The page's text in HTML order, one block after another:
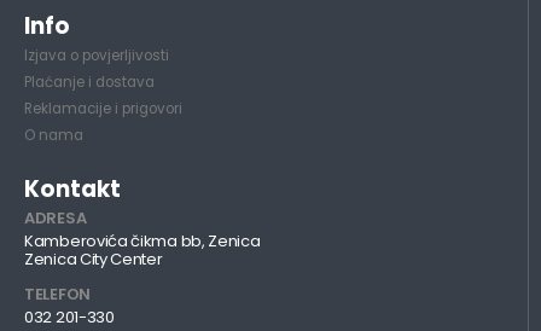
Info
Izjava o povjerljivosti
Plaćanje i dostava
Reklamacije i prigovori
O nama
Kontakt
ADRESA
Kamberovića čikma bb, Zenica
Zenica City Center
TELEFON
032 201-330